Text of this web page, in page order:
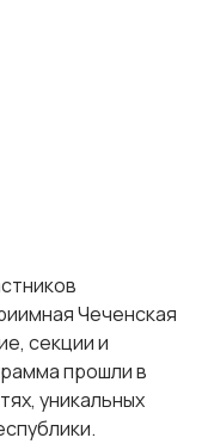
Чеченская
секции и
прошли в
уникальных